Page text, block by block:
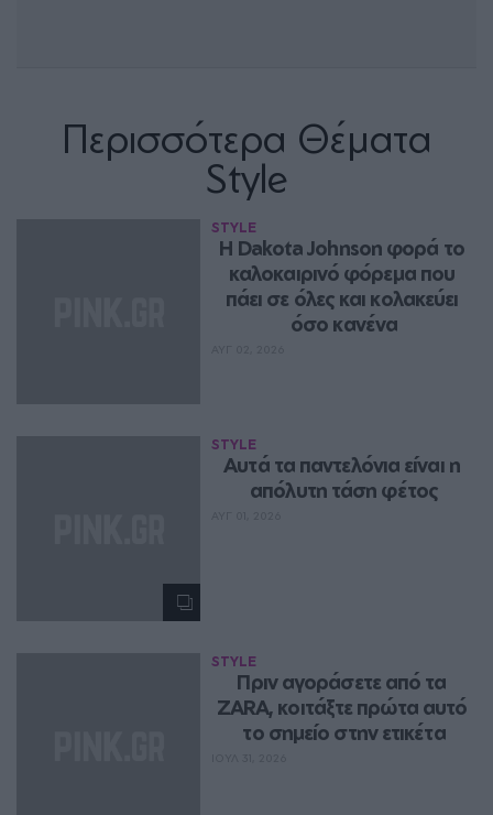
Περισσότερα Θέματα
Style
STYLE
Η Dakota Johnson φορά το
καλοκαιρινό φόρεμα που
πάει σε όλες και κολακεύει
όσο κανένα
STYLE
Aυτά τα παντελόνια είναι η
απόλυτη τάση φέτος
STYLE
Πριν αγοράσετε από τα
ZARA, κοιτάξτε πρώτα αυτό
το σημείο στην ετικέτα